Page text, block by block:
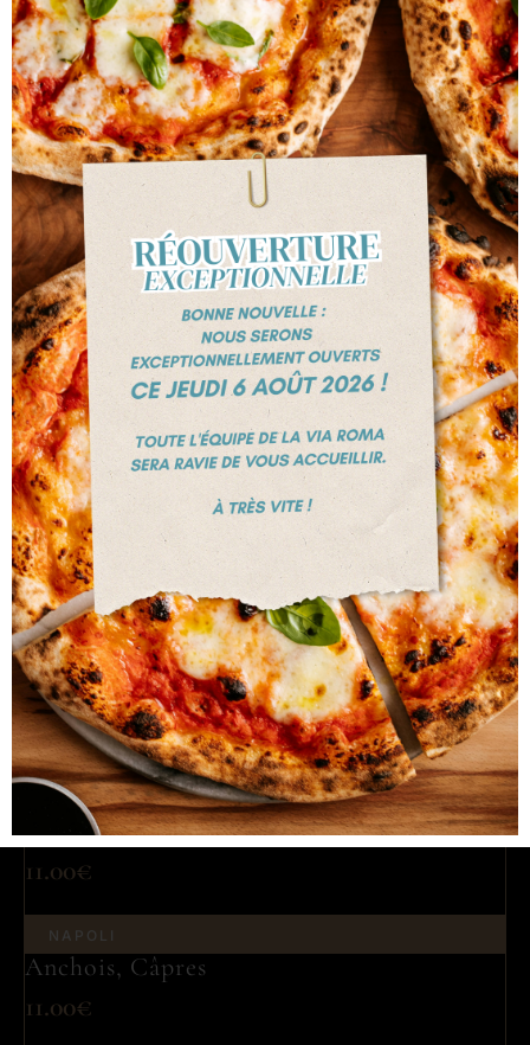
15.50€
MARGHERITA
Origan
11.00€
CARRETTIERA
Salami
P.,Olives,Oignons,Poivrons,Anchois
14.50€
SOLO MIO
Jambon, Salami, Oeufs
13.00€
QUATTRO STAGIONI
Jambon,Champ.,Artichauts,Poivrons
15.50€
CAPRICCIOSA
Jambon, Olives, Artichauts, Champignons
14.50€
PROSCIUTTO
Jambon
11.00€
NAPOLI
Anchois, Câpres
11.00€